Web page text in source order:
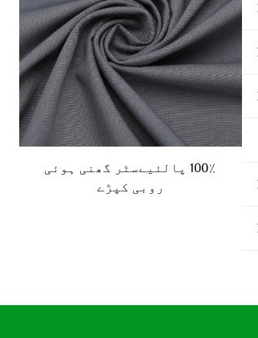
100٪ پالئیےسٹر گھنی ہوئی
روبی کپڑے